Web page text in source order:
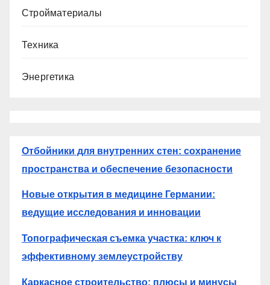
Стройматериалы
Техника
Энергетика
Отбойники для внутренних стен: сохранение
пространства и обеспечение безопасности
Новые открытия в медицине Германии:
ведущие исследования и инновации
Топографическая съемка участка: ключ к
эффективному землеустройству
Каркасное строительство: плюсы и минусы